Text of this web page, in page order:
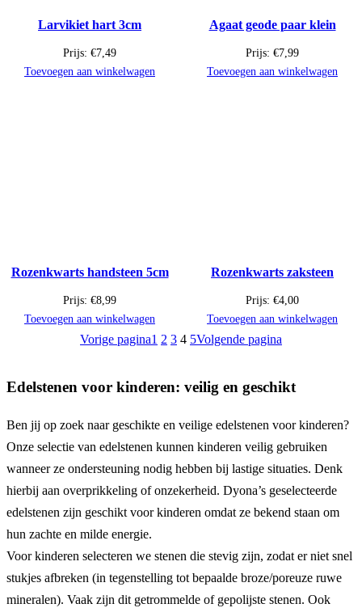
Larvikiet hart 3cm
Prijs: €7,49
Toevoegen aan winkelwagen
Agaat geode paar klein
Prijs: €7,99
Toevoegen aan winkelwagen
Rozenkwarts handsteen 5cm
Prijs: €8,99
Toevoegen aan winkelwagen
Rozenkwarts zaksteen
Prijs: €4,00
Toevoegen aan winkelwagen
Vorige pagina1 2 3 4 5Volgende pagina
Edelstenen voor kinderen: veilig en geschikt
Ben jij op zoek naar geschikte en veilige edelstenen voor kinderen?
Onze selectie van edelstenen kunnen kinderen veilig gebruiken
wanneer ze ondersteuning nodig hebben bij lastige situaties. Denk
hierbij aan overprikkeling of onzekerheid. Dyona’s geselecteerde
edelstenen zijn geschikt voor kinderen omdat ze bekend staan om
hun zachte en milde energie.
Voor kinderen selecteren we stenen die stevig zijn, zodat er niet snel
stukjes afbreken (in tegenstelling tot bepaalde broze/poreuze ruwe
mineralen). Vaak zijn dit getrommelde of gepolijste stenen. Ook